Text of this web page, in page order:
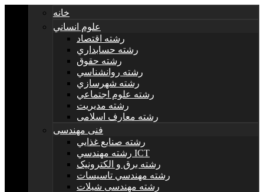
خانه
علوم انساني
رشته اقتصاد
رشته حسابداري
رشته حقوق
رشته روانشناسي
رشته شهرسازي
رشته علوم اجتماعي
رشته مديريت
رشته معارف اسلامی
فنی مهندسی
رشته صنايع غذايي
رشته مهندسي ICT
رشته برق و الکترونيک
رشته مهندسي تاسيسات
رشته مهندسی شیلات